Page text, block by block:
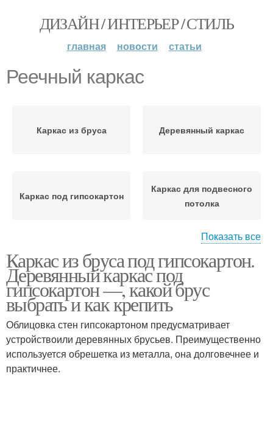
ДИЗАЙН / ИНТЕРЬЕР / СТИЛЬ
главная новости статьи
Реечный каркас
Каркас из бруса Деревянный каркас
Каркас под гипсокартон
Каркас для подвесного
потолка
Каркас для
гипсокартона
Профили для каркаса
Каркас для перегородок
Показать все
Каркас из бруса под гипсокартон.
Деревянный каркас под
гипсокартон —, какой брус
выбрать и как крепить
Облицовка стен гипсокартоном предусматривает
устройствоили деревянных брусьев. Преимущественно
используется обрешетка из металла, она долговечнее и
практичнее.